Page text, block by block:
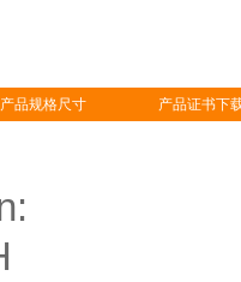
产品规格尺寸 产品证书下